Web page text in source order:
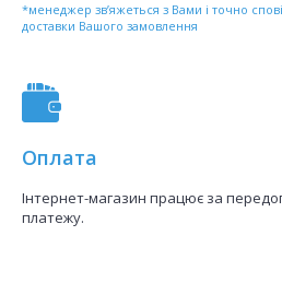
*менеджер зв’яжеться з Вами і точно
доставки Вашого замовлення
Оплата
Інтернет-магазин працює за
платежу.